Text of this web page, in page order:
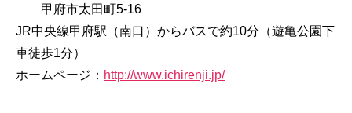
甲府市太田町5-16
JR中央線甲府駅（南口）からバスで約10分（遊亀公園下
車徒歩1分）
ホームページ： http://www.ichirenji.jp/